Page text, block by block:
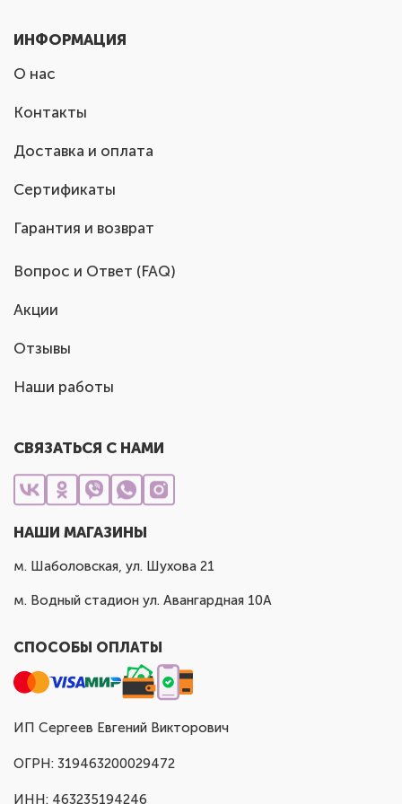
ИНФОРМАЦИЯ
О нас
Контакты
Доставка и оплата
Сертификаты
Гарантия и возврат
Вопрос и Ответ (FAQ)
Акции
Отзывы
Наши работы
СВЯЗАТЬСЯ С НАМИ
НАШИ МАГАЗИНЫ
м. Шаболовская, ул. Шухова 21
м. Водный стадион ул. Авангардная 10А
СПОСОБЫ ОПЛАТЫ
ИП Сергеев Евгений Викторович
ОГРН: 319463200029472
ИНН: 463235194246